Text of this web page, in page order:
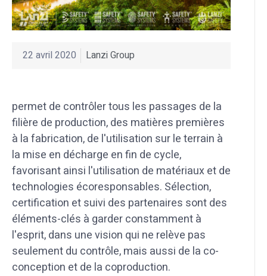
22 avril 2020 Lanzi Group
permet de contrôler tous les passages de la
filière de production, des matières premières
à la fabrication, de l'utilisation sur le terrain à
la mise en décharge en fin de cycle,
favorisant ainsi l'utilisation de matériaux et de
technologies écoresponsables. Sélection,
certification et suivi des partenaires sont des
éléments-clés à garder constamment à
l'esprit, dans une vision qui ne relève pas
seulement du contrôle, mais aussi de la co-
conception et de la coproduction.